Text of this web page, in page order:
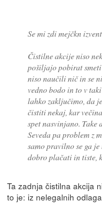
Se mi zdi mejčkn
Čistilne akcije niso
pošiljajo pobirat smeti
niso naučili nič in se
vedno bodo in to v
lahko zaključimo, da
čistiti nekaj, kar
spet nasvinjano. Take
Seveda pa problem z
samo pravilno se ga
dobro plačati in tiste,
Ta zadnja čistilna akcija
to je: iz nelegalnih